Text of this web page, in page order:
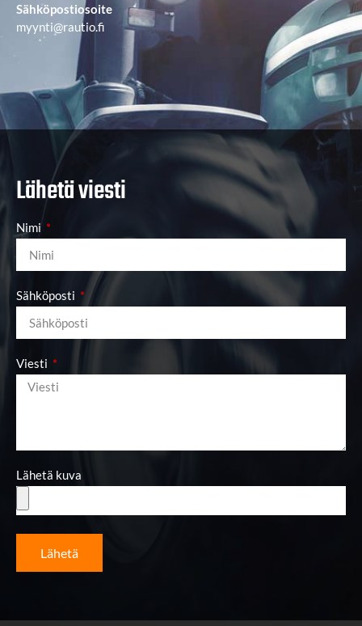
Sähköpostiosoite
myynti@rautio.fi
Lähetä viesti
Nimi
Sähköposti
Viesti
Lähetä kuva
Lähetä